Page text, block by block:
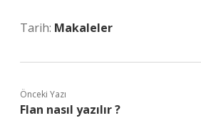
Tarih: Makaleler
Önceki Yazı
Flan nasıl yazılır ?